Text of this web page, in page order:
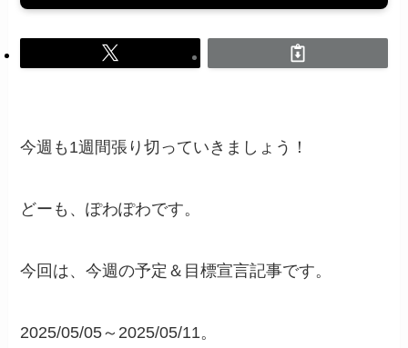
今週も1週間張り切っていきましょう！
どーも、ぽわぽわです。
今回は、今週の予定＆目標宣言記事です。
2025/05/05～2025/05/11。